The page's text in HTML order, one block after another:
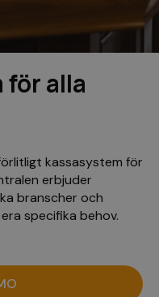
för alla
kassasystem för
erbjuder
branscher och
specifika behov.